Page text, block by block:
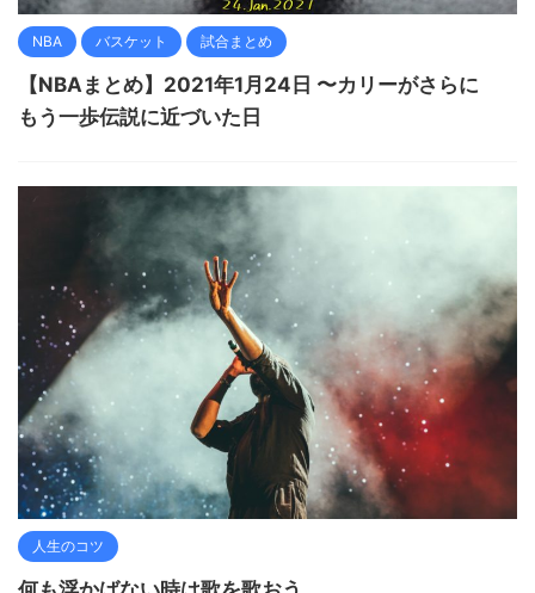
NBA バスケット 試合まとめ
【NBAまとめ】2021年1月24日 〜カリーがさらに
もう一歩伝説に近づいた日
人生のコツ